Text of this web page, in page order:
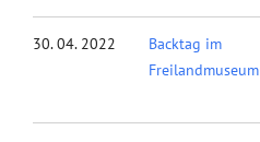
30. 04. 2022
Backtag im
Freilandmuseum